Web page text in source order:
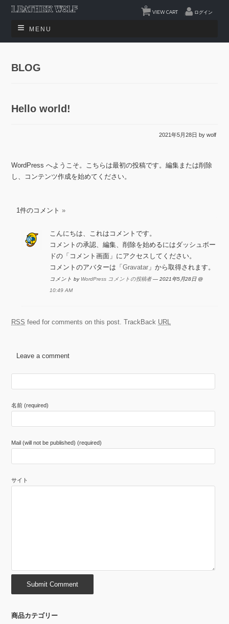
VIEW CART
0
ログイン
MENU
BLOG
Hello world!
2021年5月28日 by wolf
WordPress へようこそ。こちらは最初の投稿です。編集または削除
し、コンテンツ作成を始めてください。
1件のコメント»
こんにちは、これはコメントです。
コメントの承認、編集、削除を始めるにはダッシュボー
ドの「コメント画面」にアクセスしてください。
コメントのアバターは「Gravatar 」から取得されます。
コメント by WordPress コメントの投稿者— 2021年5月28日 @
10:49 AM
RSS feed for comments on this post. TrackBack URL
Leave a comment
名前 (required)
Mail (will not be published) (required)
サイト
商品カテゴリー